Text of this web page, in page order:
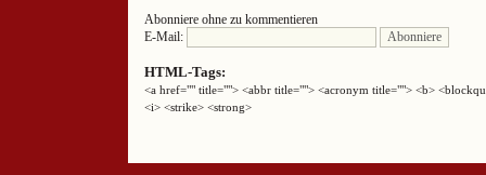
Abonniere ohne zu kommentieren
E-Mail:
HTML-Tags:
<a href="" title=""> <abbr title=""> <acronym title=""> <b>
<i> <strike> <strong>